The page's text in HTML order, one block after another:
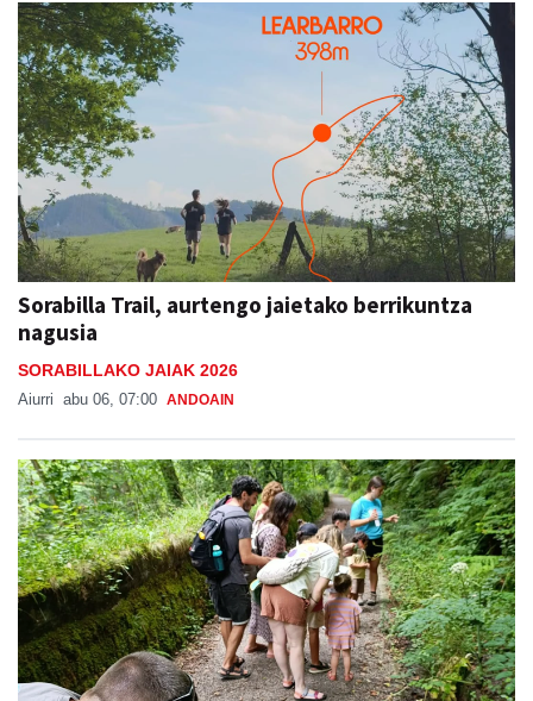
Sorabilla Trail, aurtengo jaietako berrikuntza
nagusia
SORABILLAKO JAIAK 2026
Aiurri abu 06, 07:00 ANDOAIN